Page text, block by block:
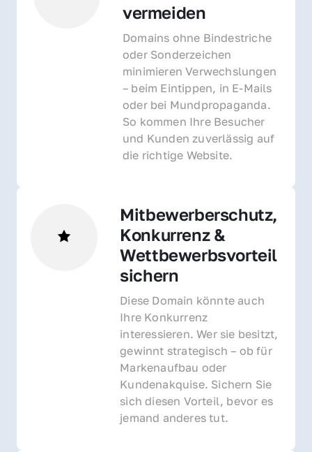
vermeiden
Domains ohne Bindestriche
oder Sonderzeichen
minimieren Verwechslungen
– beim Eintippen, in E-Mails
oder bei Mundpropaganda.
So kommen Ihre Besucher
und Kunden zuverlässig auf
die richtige Website.
Mitbewerberschutz,
Konkurrenz &
Wettbewerbsvorteil
sichern
Diese Domain könnte auch
Ihre Konkurrenz
interessieren. Wer sie besitzt,
gewinnt strategisch – ob für
Markenaufbau oder
Kundenakquise. Sichern Sie
sich diesen Vorteil, bevor es
jemand anderes tut.